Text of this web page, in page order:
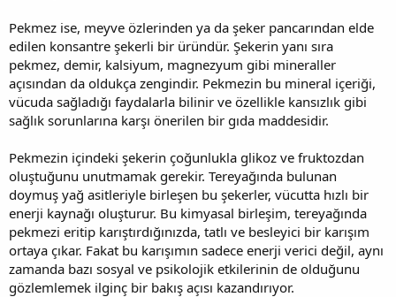
Pekmez ise, meyve özlerinden ya da şeker pancarından elde
edilen konsantre şekerli bir üründür. Şekerin yanı sıra
pekmez, demir, kalsiyum, magnezyum gibi mineraller
açısından da oldukça zengindir. Pekmezin bu mineral içeriği,
vücuda sağladığı faydalarla bilinir ve özellikle kansızlık gibi
sağlık sorunlarına karşı önerilen bir gıda maddesidir.
Pekmezin içindeki şekerin çoğunlukla glikoz ve fruktozdan
oluştuğunu unutmamak gerekir. Tereyağında bulunan
doymuş yağ asitleriyle birleşen bu şekerler, vücutta hızlı bir
enerji kaynağı oluşturur. Bu kimyasal birleşim, tereyağında
pekmezi eritip karıştırdığınızda, tatlı ve besleyici bir karışım
ortaya çıkar. Fakat bu karışımın sadece enerji verici değil, aynı
zamanda bazı sosyal ve psikolojik etkilerinin de olduğunu
gözlemlemek ilginç bir bakış açısı kazandırıyor.